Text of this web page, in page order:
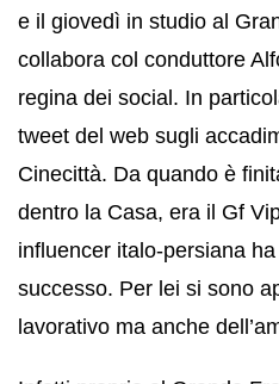
e il giovedì in studio al
collabora col conduttore
regina dei social. In
tweet del web sugli
Cinecittà. Da quando è
dentro la Casa, era il Gf
influencer italo-persiana
successo. Per lei si sono
lavorativo ma anche